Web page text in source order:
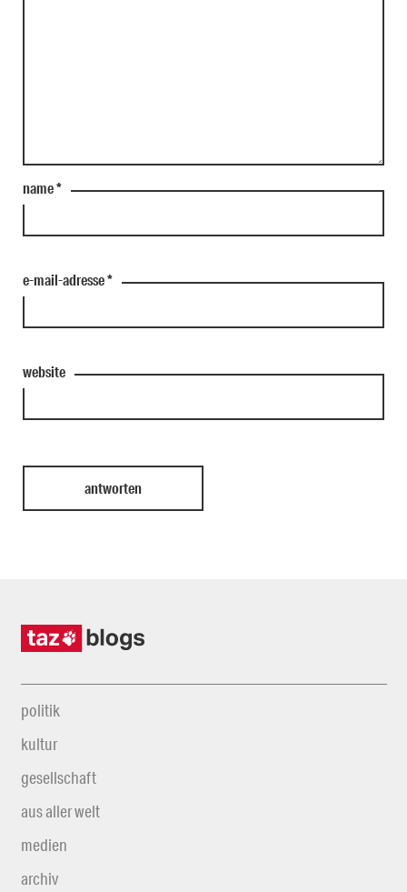
name*
e-mail-adresse*
website
politik
kultur
gesellschaft
aus aller welt
medien
archiv